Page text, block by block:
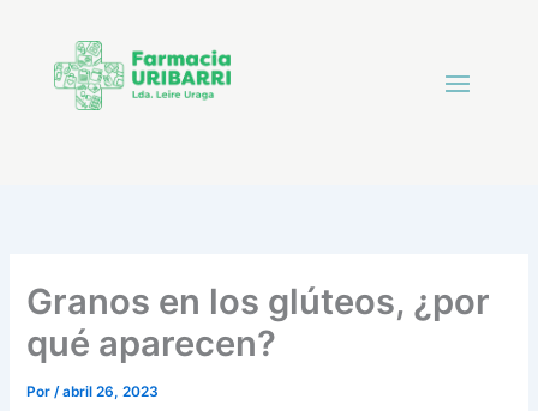
Granos en los glúteos, ¿por
qué aparecen?
Por/abril 26, 2023